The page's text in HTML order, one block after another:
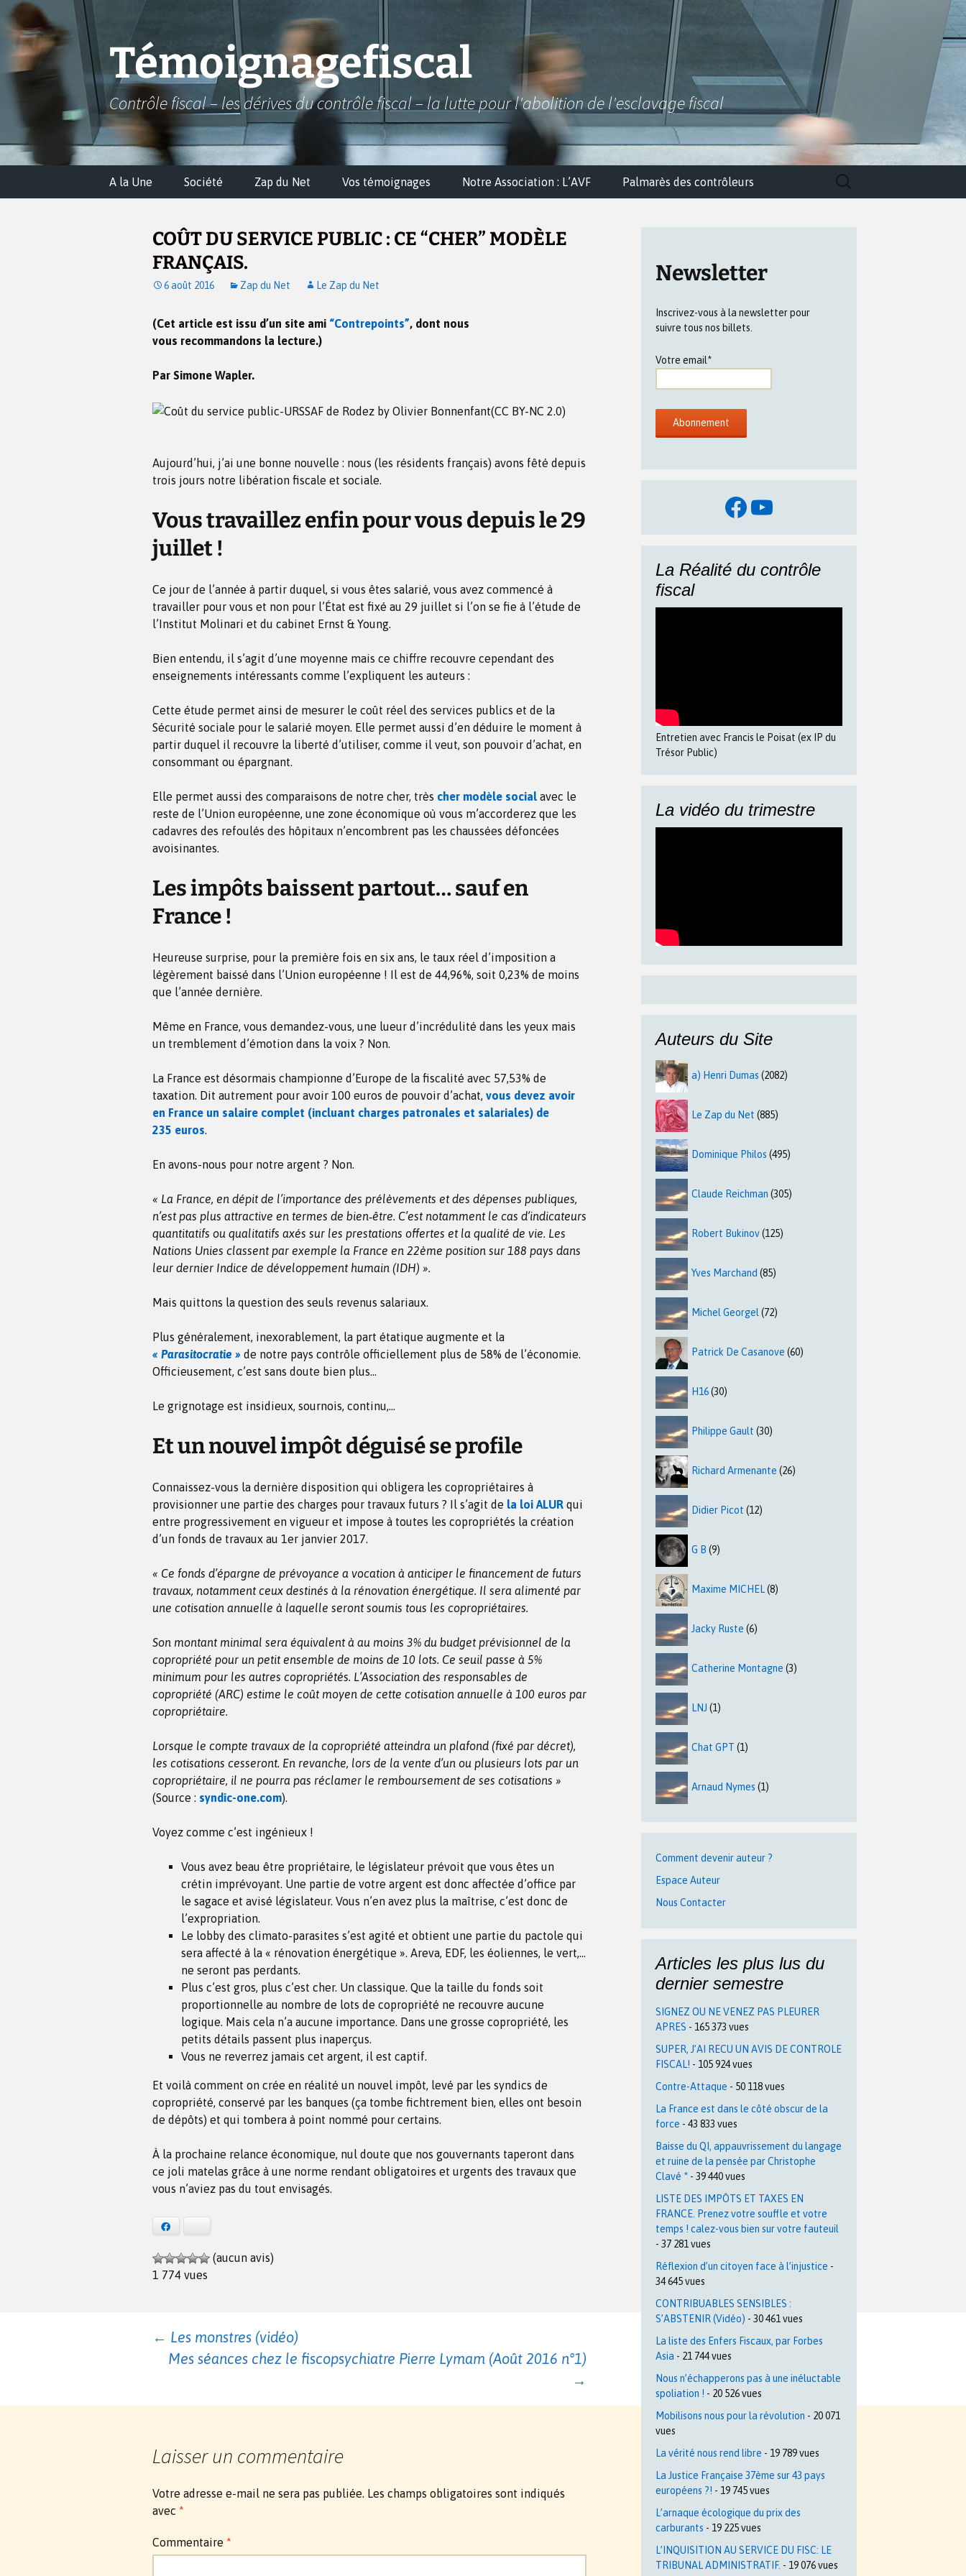
Aller
au
contenu
Témoignagefiscal
Contrôle fiscal – les dérives du contrôle fiscal – la lutte pour l'abolition de l'esclavage fiscal
A la Une Société Zap du Net Vos témoignages Notre Association : L’AVF Palmarès des contrôleurs
Rechercher :
COÛT DU SERVICE PUBLIC : CE “CHER” MODÈLE
FRANÇAIS.
6 août 2016 Zap du Net Le Zap du Net
(Cet article est issu d’un site ami “Contrepoints”, dont nous
vous recommandons la lecture.)
Par Simone Wapler.
Aujourd’hui, j’ai une bonne nouvelle : nous (les résidents français) avons fêté depuis
trois jours notre libération fiscale et sociale.
Vous travaillez enfin pour vous depuis le 29
juillet !
Ce jour de l’année à partir duquel, si vous êtes salarié, vous avez commencé à
travailler pour vous et non pour l’État est fixé au 29 juillet si l’on se fie à l’étude de
l’Institut Molinari et du cabinet Ernst & Young.
Bien entendu, il s’agit d’une moyenne mais ce chiffre recouvre cependant des
enseignements intéressants comme l’expliquent les auteurs :
Cette étude permet ainsi de mesurer le coût réel des services publics et de la
Sécurité sociale pour le salarié moyen. Elle permet aussi d’en déduire le moment à
partir duquel il recouvre la liberté d’utiliser, comme il veut, son pouvoir d’achat, en
consommant ou épargnant.
Elle permet aussi des comparaisons de notre cher, très cher modèle social avec le
reste de l’Union européenne, une zone économique où vous m’accorderez que les
cadavres des refoulés des hôpitaux n’encombrent pas les chaussées défoncées
avoisinantes.
Les impôts baissent partout… sauf en
France !
Heureuse surprise, pour la première fois en six ans, le taux réel d’imposition a
légèrement baissé dans l’Union européenne ! Il est de 44,96%, soit 0,23% de moins
que l’année dernière.
Même en France, vous demandez-vous, une lueur d’incrédulité dans les yeux mais
un tremblement d’émotion dans la voix ? Non.
La France est désormais championne d’Europe de la fiscalité avec 57,53% de
taxation. Dit autrement pour avoir 100 euros de pouvoir d’achat, vous devez avoir
en France un salaire complet (incluant charges patronales et salariales) de
235 euros.
En avons-nous pour notre argent ? Non.
« La France, en dépit de l’importance des prélèvements et des dépenses publiques,
n’est pas plus attractive en termes de bien‐être. C’est notamment le cas d’indicateurs
quantitatifs ou qualitatifs axés sur les prestations offertes et la qualité de vie. Les
Nations Unies classent par exemple la France en 22ème position sur 188 pays dans
leur dernier Indice de développement humain (IDH) ».
Mais quittons la question des seuls revenus salariaux.
Plus généralement, inexorablement, la part étatique augmente et la
« Parasitocratie » de notre pays contrôle officiellement plus de 58% de l’économie.
Officieusement, c’est sans doute bien plus…
Le grignotage est insidieux, sournois, continu,…
Et un nouvel impôt déguisé se profile
Connaissez-vous la dernière disposition qui obligera les copropriétaires à
provisionner une partie des charges pour travaux futurs ? Il s’agit de la loi ALUR qui
entre progressivement en vigueur et impose à toutes les copropriétés la création
d’un fonds de travaux au 1er janvier 2017.
« Ce fonds d’épargne de prévoyance a vocation à anticiper le financement de futurs
travaux, notamment ceux destinés à la rénovation énergétique. Il sera alimenté par
une cotisation annuelle à laquelle seront soumis tous les copropriétaires.
Son montant minimal sera équivalent à au moins 3% du budget prévisionnel de la
copropriété pour un petit ensemble de moins de 10 lots. Ce seuil passe à 5%
minimum pour les autres copropriétés. L’Association des responsables de
copropriété (ARC) estime le coût moyen de cette cotisation annuelle à 100 euros par
copropriétaire.
Lorsque le compte travaux de la copropriété atteindra un plafond (fixé par décret),
les cotisations cesseront. En revanche, lors de la vente d’un ou plusieurs lots par un
copropriétaire, il ne pourra pas réclamer le remboursement de ses cotisations »
(Source : syndic-one.com).
Voyez comme c’est ingénieux !
Vous avez beau être propriétaire, le législateur prévoit que vous êtes un
crétin imprévoyant. Une partie de votre argent est donc affectée d’office par
le sagace et avisé législateur. Vous n’en avez plus la maîtrise, c’est donc de
l’expropriation.
Le lobby des climato-parasites s’est agité et obtient une partie du pactole qui
sera affecté à la « rénovation énergétique ». Areva, EDF, les éoliennes, le vert,…
ne seront pas perdants.
Plus c’est gros, plus c’est cher. Un classique. Que la taille du fonds soit
proportionnelle au nombre de lots de copropriété ne recouvre aucune
logique. Mais cela n’a aucune importance. Dans une grosse copropriété, les
petits détails passent plus inaperçus.
Vous ne reverrez jamais cet argent, il est captif.
Et voilà comment on crée en réalité un nouvel impôt, levé par les syndics de
copropriété, conservé par les banques (ça tombe fichtrement bien, elles ont besoin
de dépôts) et qui tombera à point nommé pour certains.
À la prochaine relance économique, nul doute que nos gouvernants taperont dans
ce joli matelas grâce à une norme rendant obligatoires et urgents des travaux que
vous n’aviez pas du tout envisagés.
(aucun avis)
1 774 vues
Navigation
← Les monstres (vidéo)
Mes séances chez le fiscopsychiatre Pierre Lymam (Août 2016 n°1)
→
Laisser un commentaire
Votre adresse e-mail ne sera pas publiée. Les champs obligatoires sont indiqués
avec *
Commentaire *
Newsletter
Inscrivez-vous à la newsletter pour
suivre tous nos billets.
Votre email*
Facebook
YouTube
La Réalité du contrôle
fiscal
Entretien avec Francis le Poisat (ex IP du
Trésor Public)
La vidéo du trimestre
Auteurs du Site
a) Henri Dumas (2082)
Le Zap du Net (885)
Dominique Philos (495)
Claude Reichman (305)
Robert Bukinov(125)
Yves Marchand (85)
Michel Georgel (72)
Patrick De Casanove (60)
H16(30)
Philippe Gault (30)
Richard Armenante (26)
Didier Picot (12)
G B (9)
Maxime MICHEL(8)
Jacky Ruste (6)
Catherine Montagne (3)
LNJ (1)
Chat GPT (1)
Arnaud Nymes (1)
Comment devenir auteur ?
Espace Auteur
Nous Contacter
Articles les plus lus du
dernier semestre
SIGNEZ OU NE VENEZ PAS PLEURER
APRES - 165 373 vues
SUPER, J’AI RECU UN AVIS DE CONTROLE
FISCAL! - 105 924 vues
Contre-Attaque - 50 118 vues
La France est dans le côté obscur de la
force - 43 833 vues
Baisse du QI, appauvrissement du langage
et ruine de la pensée par Christophe
Clavé * - 39 440 vues
LISTE DES IMPÔTS ET TAXES EN
FRANCE. Prenez votre souffle et votre
temps ! calez-vous bien sur votre fauteuil
- 37 281 vues
Réflexion d’un citoyen face à l’injustice -
34 645 vues
CONTRIBUABLES SENSIBLES :
S’ABSTENIR (Vidéo) - 30 461 vues
La liste des Enfers Fiscaux, par Forbes
Asia - 21 744 vues
Nous n’échapperons pas à une inéluctable
spoliation ! - 20 526 vues
Mobilisons nous pour la révolution - 20 071
vues
La vérité nous rend libre - 19 789 vues
La Justice Française 37ème sur 43 pays
européens ?! - 19 745 vues
L’arnaque écologique du prix des
carburants - 19 225 vues
L’INQUISITION AU SERVICE DU FISC: LE
TRIBUNAL ADMINISTRATIF. - 19 076 vues